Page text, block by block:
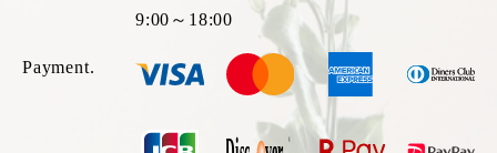
9:00～18:00
Payment.